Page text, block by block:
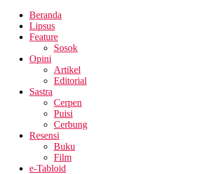
Beranda
Lipsus
Feature
Sosok
Opini
Artikel
Editorial
Sastra
Cerpen
Puisi
Cerbung
Resensi
Buku
Film
e-Tabloid